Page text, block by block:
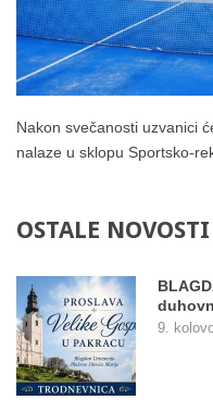
Nakon svečanosti uzvanici
nalaze u sklopu Sportsko-
OSTALE NOVOSTI
9.